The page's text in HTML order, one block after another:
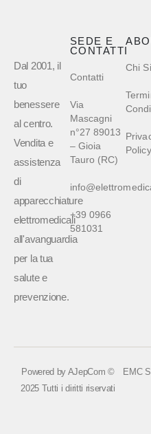
Dal 2001, il
tuo
benessere
al centro.
Vendita e
assistenza
di
apparecchiature
elettromedicali
all'avanguardia
per la tua
salute e
prevenzione.
Chi
Policy
SEDE E
CONTATTI
Contatti
Via
Mascagni
n°27 89013
– Gioia
Tauro (RC)
+39 0966
581031
Powered by AJepCom ©
2025 Tutti i diritti riservati
EMC